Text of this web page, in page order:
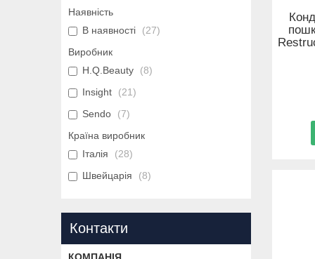
Наявність
В наявності
27
Виробник
H.Q.Beauty
8
Insight
21
Sendo
7
Країна виробник
Італія
28
Швейцарія
8
Контакти